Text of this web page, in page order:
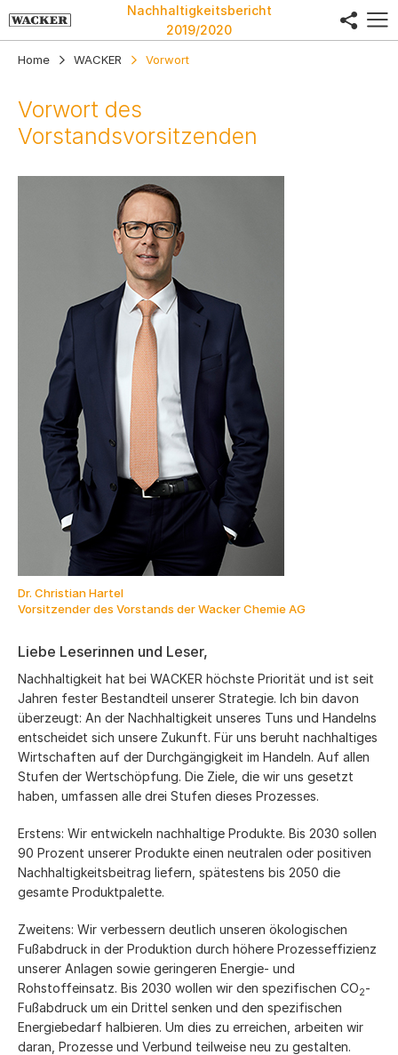
Nachhaltigkeitsbericht
2019/2020
share
Home WACKER Vorwort
Vorwort des
Vorstandsvorsitzenden
Dr. Christian Hartel
Vorsitzender des Vorstands der Wacker Chemie AG
Liebe Leserinnen und Leser,
Nachhaltigkeit hat bei WACKER höchste Priorität und ist seit
Jahren fester Bestandteil unserer Strategie. Ich bin davon
überzeugt: An der Nachhaltigkeit unseres Tuns und Handelns
entscheidet sich unsere Zukunft. Für uns beruht nachhaltiges
Wirtschaften auf der Durchgängigkeit im Handeln. Auf allen
Stufen der Wertschöpfung. Die Ziele, die wir uns gesetzt
haben, umfassen alle drei Stufen dieses Prozesses.
Erstens: Wir entwickeln nachhaltige Produkte. Bis 2030 sollen
90 Prozent unserer Produkte einen neutralen oder positiven
Nachhaltigkeitsbeitrag liefern, spätestens bis 2050 die
gesamte Produktpalette.
Zweitens: Wir verbessern deutlich unseren ökologischen
Fußabdruck in der Produktion durch höhere Prozesseffizienz
unserer Anlagen sowie geringeren Energie- und
Rohstoffeinsatz. Bis 2030 wollen wir den spezifischen CO2-
Fußabdruck um ein Drittel senken und den spezifischen
Energiebedarf halbieren. Um dies zu erreichen, arbeiten wir
daran, Prozesse und Verbund teilweise neu zu gestalten.